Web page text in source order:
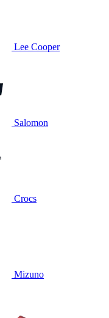
Lee Cooper
Salomon
Crocs
Mizuno